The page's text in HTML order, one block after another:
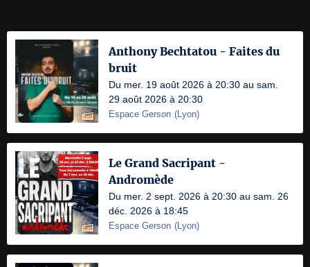
Anthony Bechtatou - Faites du
bruit
Du mer. 19 août 2026 à 20:30 au sam.
29 août 2026 à 20:30
Espace Gerson (Lyon)
Le Grand Sacripant -
Andromède
Du mer. 2 sept. 2026 à 20:30 au sam. 26
déc. 2026 à 18:45
Espace Gerson (Lyon)